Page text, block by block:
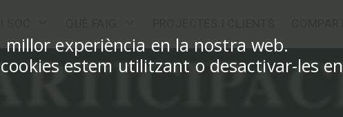
experiència en la nostra web.
estem utilitzant o desactivar-les en